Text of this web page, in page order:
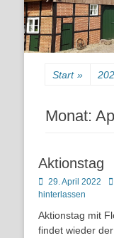
Start »
Monat:
Aktionstag
Posted
on
29. April 2022
hinterlassen
Aktionstag mit
findet wieder